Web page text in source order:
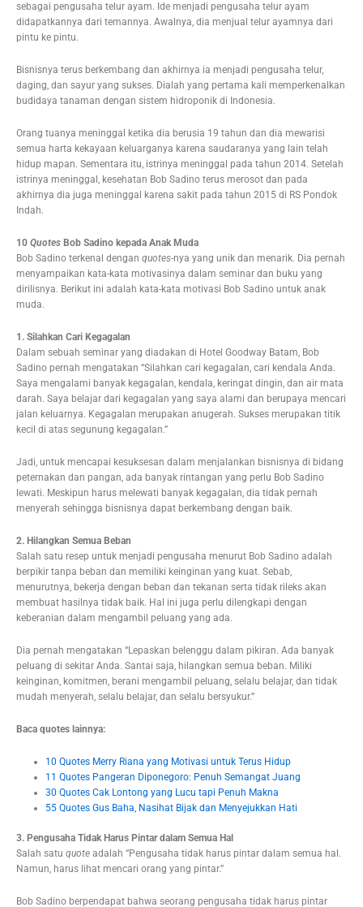
sebagai pengusaha telur ayam. Ide menjadi pengusaha telur ayam
didapatkannya dari temannya. Awalnya, dia menjual telur ayamnya dari
pintu ke pintu.
Bisnisnya terus berkembang dan akhirnya ia menjadi pengusaha telur,
daging, dan sayur yang sukses. Dialah yang pertama kali memperkenalkan
budidaya tanaman dengan sistem hidroponik di Indonesia.
Orang tuanya meninggal ketika dia berusia 19 tahun dan dia mewarisi
semua harta kekayaan keluarganya karena saudaranya yang lain telah
hidup mapan. Sementara itu, istrinya meninggal pada tahun 2014. Setelah
istrinya meninggal, kesehatan Bob Sadino terus merosot dan pada
akhirnya dia juga meninggal karena sakit pada tahun 2015 di RS Pondok
Indah.
10 Quotes Bob Sadino kepada Anak Muda
Bob Sadino terkenal dengan quotes-nya yang unik dan menarik. Dia pernah
menyampaikan kata-kata motivasinya dalam seminar dan buku yang
dirilisnya. Berikut ini adalah kata-kata motivasi Bob Sadino untuk anak
muda.
1. Silahkan Cari Kegagalan
Dalam sebuah seminar yang diadakan di Hotel Goodway Batam, Bob
Sadino pernah mengatakan “Silahkan cari kegagalan, cari kendala Anda.
Saya mengalami banyak kegagalan, kendala, keringat dingin, dan air mata
darah. Saya belajar dari kegagalan yang saya alami dan berupaya mencari
jalan keluarnya. Kegagalan merupakan anugerah. Sukses merupakan titik
kecil di atas segunung kegagalan.”
Jadi, untuk mencapai kesuksesan dalam menjalankan bisnisnya di bidang
peternakan dan pangan, ada banyak rintangan yang perlu Bob Sadino
lewati. Meskipun harus melewati banyak kegagalan, dia tidak pernah
menyerah sehingga bisnisnya dapat berkembang dengan baik.
2. Hilangkan Semua Beban
Salah satu resep untuk menjadi pengusaha menurut Bob Sadino adalah
berpikir tanpa beban dan memiliki keinginan yang kuat. Sebab,
menurutnya, bekerja dengan beban dan tekanan serta tidak rileks akan
membuat hasilnya tidak baik. Hal ini juga perlu dilengkapi dengan
keberanian dalam mengambil peluang yang ada.
Dia pernah mengatakan “Lepaskan belenggu dalam pikiran. Ada banyak
peluang di sekitar Anda. Santai saja, hilangkan semua beban. Miliki
keinginan, komitmen, berani mengambil peluang, selalu belajar, dan tidak
mudah menyerah, selalu belajar, dan selalu bersyukur.”
Baca quotes lainnya:
10 Quotes Merry Riana yang Motivasi untuk Terus Hidup
11 Quotes Pangeran Diponegoro: Penuh Semangat Juang
30 Quotes Cak Lontong yang Lucu tapi Penuh Makna
55 Quotes Gus Baha, Nasihat Bijak dan Menyejukkan Hati
3. Pengusaha Tidak Harus Pintar dalam Semua Hal
Salah satu quote adalah “Pengusaha tidak harus pintar dalam semua hal.
Namun, harus lihat mencari orang yang pintar.”
Bob Sadino berpendapat bahwa seorang pengusaha tidak harus pintar